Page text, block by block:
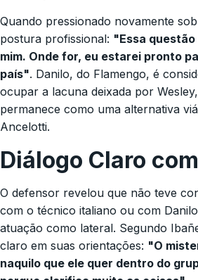
Quando pressionado novamente
postura profissional: "Essa
mim. Onde for, eu estarei pronto
país". Danilo, do Flamengo, é
ocupar a lacuna deixada por
permanece como uma alternativa
Ancelotti.
Diálogo Claro
O defensor revelou que não teve
com o técnico italiano ou com
atuação como lateral. Segundo
claro em suas orientações: "O
naquilo que ele quer dentro do